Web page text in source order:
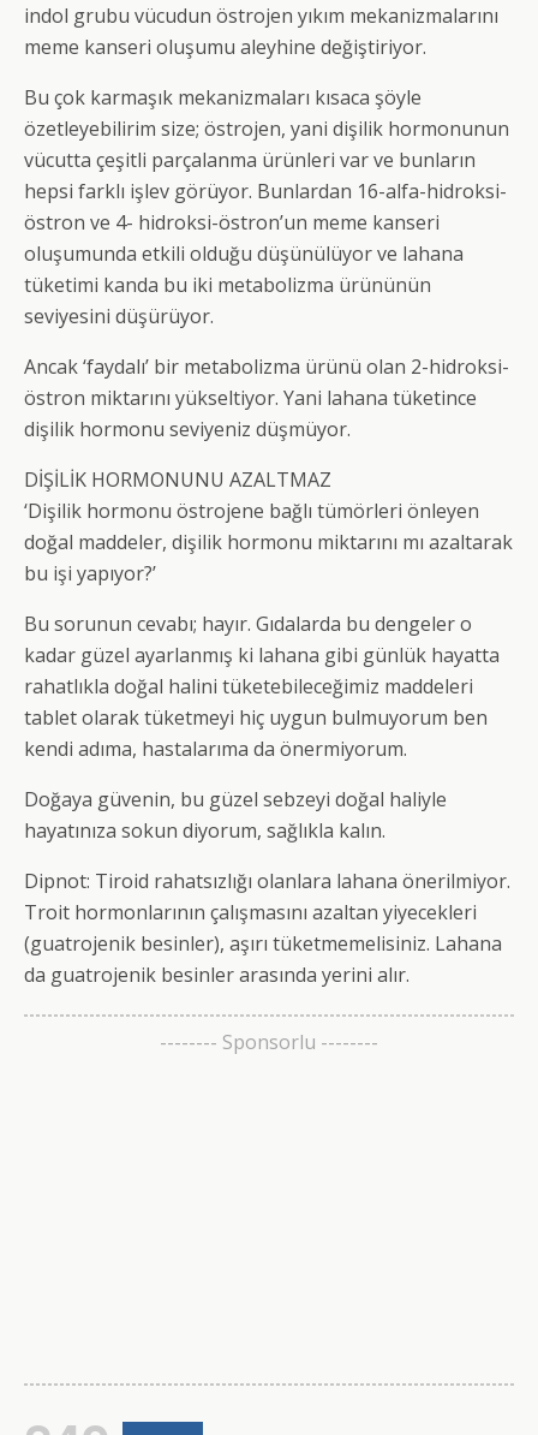
indol grubu vücudun östrojen yıkım mekanizmalarını
meme kanseri oluşumu aleyhine değiştiriyor.
Bu çok karmaşık mekanizmaları kısaca şöyle
özetleyebilirim size; östrojen, yani dişilik hormonunun
vücutta çeşitli parçalanma ürünleri var ve bunların
hepsi farklı işlev görüyor. Bunlardan 16-alfa-hidroksi-
östron ve 4- hidroksi-östron’un meme kanseri
oluşumunda etkili olduğu düşünülüyor ve lahana
tüketimi kanda bu iki metabolizma ürününün
seviyesini düşürüyor.
Ancak ‘faydalı’ bir metabolizma ürünü olan 2-hidroksi-
östron miktarını yükseltiyor. Yani lahana tüketince
dişilik hormonu seviyeniz düşmüyor.
DİŞİLİK HORMONUNU AZALTMAZ
‘Dişilik hormonu östrojene bağlı tümörleri önleyen
doğal maddeler, dişilik hormonu miktarını mı azaltarak
bu işi yapıyor?’
Bu sorunun cevabı; hayır. Gıdalarda bu dengeler o
kadar güzel ayarlanmış ki lahana gibi günlük hayatta
rahatlıkla doğal halini tüketebileceğimiz maddeleri
tablet olarak tüketmeyi hiç uygun bulmuyorum ben
kendi adıma, hastalarıma da önermiyorum.
Doğaya güvenin, bu güzel sebzeyi doğal haliyle
hayatınıza sokun diyorum, sağlıkla kalın.
Dipnot: Tiroid rahatsızlığı olanlara lahana önerilmiyor.
Troit hormonlarının çalışmasını azaltan yiyecekleri
(guatrojenik besinler), aşırı tüketmemelisiniz. Lahana
da guatrojenik besinler arasında yerini alır.
-------- Sponsorlu --------